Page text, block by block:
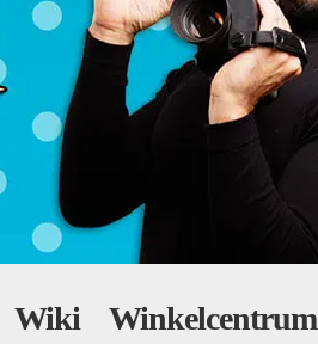
Wiki Winkelcentrum